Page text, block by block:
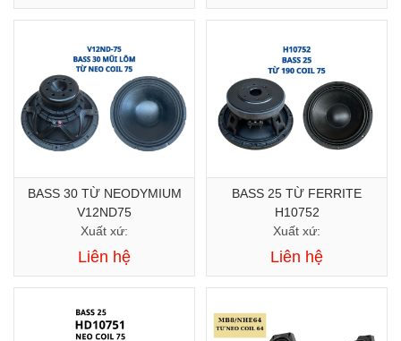
BASS 30 TỪ NEODYMIUM
V12ND75
Xuất xứ:
Liên hệ
BASS 25 TỪ FERRITE
H10752
Xuất xứ:
Liên hệ